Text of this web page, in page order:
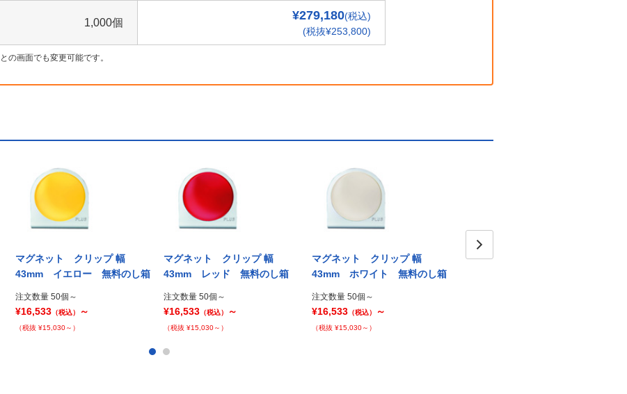
1,000個
¥279,180(税込)
(税抜¥253,800)
の画面でも変更可能です。
マグネット クリップ 幅
43mm イエロー 無料のし箱
注文数量 50個～
¥16,533 （税込） ～
（税抜 ¥15,030～）
マグネット クリップ 幅
43mm レッド 無料のし箱
注文数量 50個～
¥16,533 （税込） ～
（税抜 ¥15,030～）
マグネット クリップ 幅
43mm ホワイト 無料のし箱
注文数量 50個～
¥16,533 （税込） ～
（税抜 ¥15,030～）
マグネットバー 幅220mm ラ